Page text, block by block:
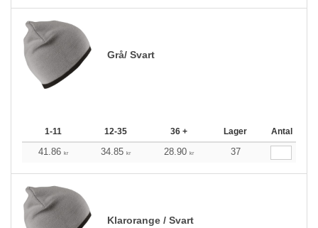
Grå/ Svart
1-11 12-35 36 + Lager Antal
41.86 kr 34.85 kr 28.90 kr 37
Klarorange / Svart